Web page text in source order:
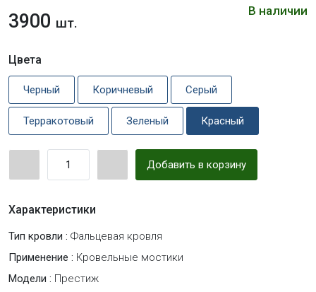
В наличии
3900 шт.
Цвета
Черный Коричневый Серый
Терракотовый Зеленый Красный
Добавить в корзину
Характеристики
Тип кровли : Фальцевая кровля
Применение : Кровельные мостики
Модели : Престиж